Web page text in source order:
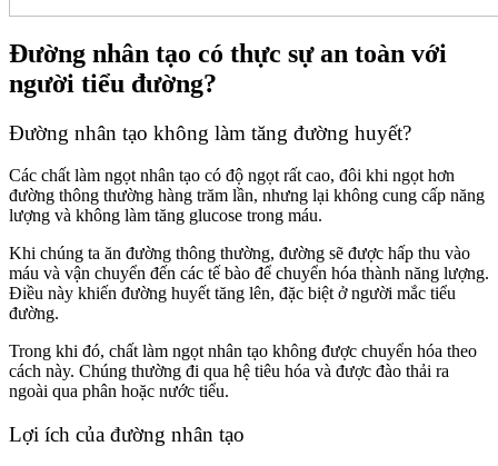
Đường nhân tạo có thực sự an toàn với
người tiểu đường?
Đường nhân tạo không làm tăng đường huyết?
Các chất làm ngọt nhân tạo có độ ngọt rất cao, đôi khi ngọt hơn
đường thông thường hàng trăm lần, nhưng lại không cung cấp năng
lượng và không làm tăng glucose trong máu.
Khi chúng ta ăn đường thông thường, đường sẽ được hấp thu vào
máu và vận chuyển đến các tế bào để chuyển hóa thành năng lượng.
Điều này khiến đường huyết tăng lên, đặc biệt ở người mắc tiểu
đường.
Trong khi đó, chất làm ngọt nhân tạo không được chuyển hóa theo
cách này. Chúng thường đi qua hệ tiêu hóa và được đào thải ra
ngoài qua phân hoặc nước tiểu.
Lợi ích của đường nhân tạo